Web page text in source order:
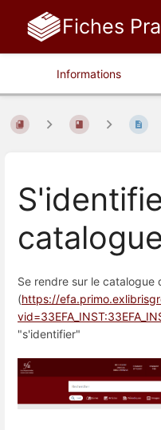
Fiches
Informations
catalogue
Se rendre sur le catalogue
(https://
"s'identifier"